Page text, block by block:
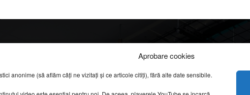
Aprobare cookies
anonime (să aflăm câți ne vizitați și ce articole citiți), fără alte date sensibile.
Info
DESPRE NOI